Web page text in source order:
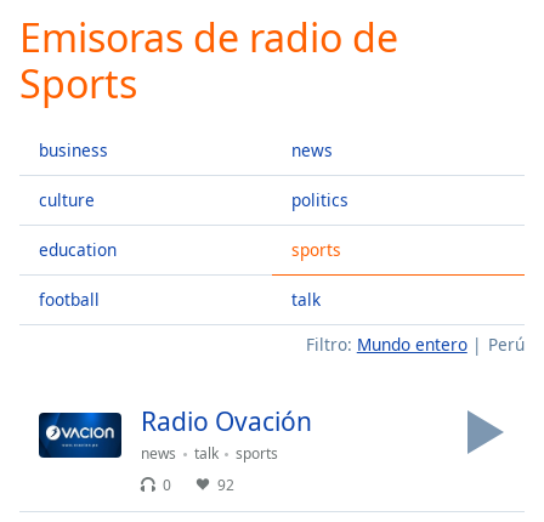
Play
Video
Play
Skip
Skip
Mute
Current
Time0:00
Duration-:-
Loaded:
TypeLIVE
Seek to
live,
liveLIVE
Emisoras de radio de
Sports
business
culture
education
football
news
politics
sports
talk
Filtro: Mundo entero Perú
Radio Ovación
news talk
sports
0
92